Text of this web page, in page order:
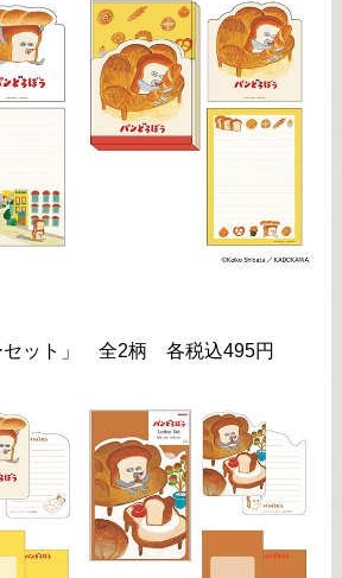
セット」 全2柄 各税込495円